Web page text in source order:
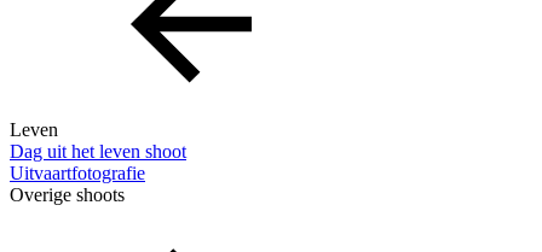
Leven
Dag uit het leven shoot
Uitvaartfotografie
Overige shoots